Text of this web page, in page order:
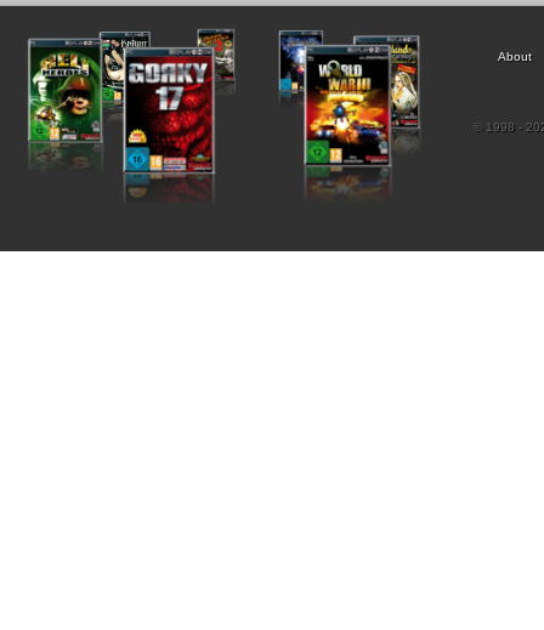
About
© 1998 -